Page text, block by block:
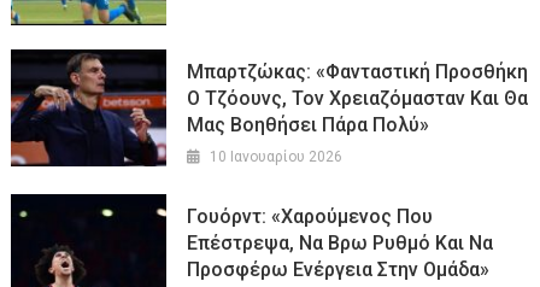
Μπαρτζώκας: «Φανταστική Προσθήκη
Ο Τζόουνς, Τον Χρειαζόμασταν Και Θα
Μας Βοηθήσει Πάρα Πολύ»
10 Ιανουαρίου 2026
Γουόρντ: «Χαρούμενος Που
Επέστρεψα, Να Βρω Ρυθμό Και Να
Προσφέρω Ενέργεια Στην Ομάδα»